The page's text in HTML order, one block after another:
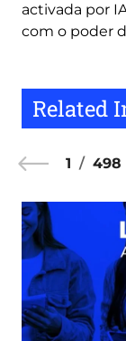
activada por
com o poder
Related
1 498